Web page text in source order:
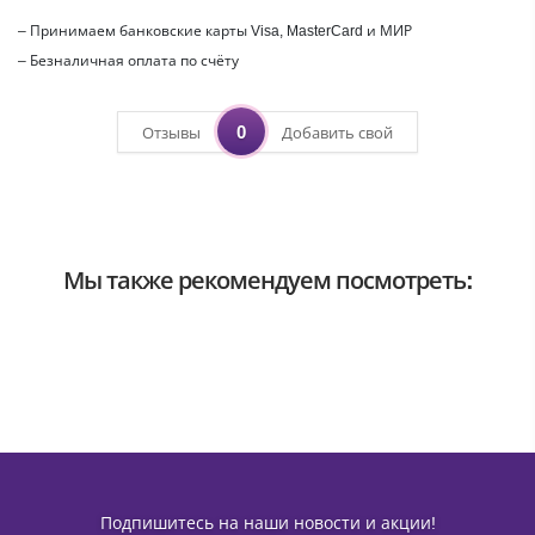
– Принимаем банковские карты Visa, MasterCard и МИР
– Безналичная оплата по счёту
Отзывы 0 Добавить свой
Мы также рекомендуем посмотреть:
Подпишитесь на наши новости и акции!